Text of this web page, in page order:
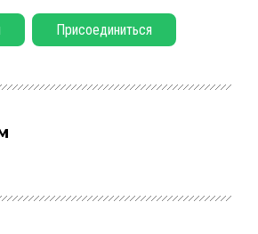
Присоединиться